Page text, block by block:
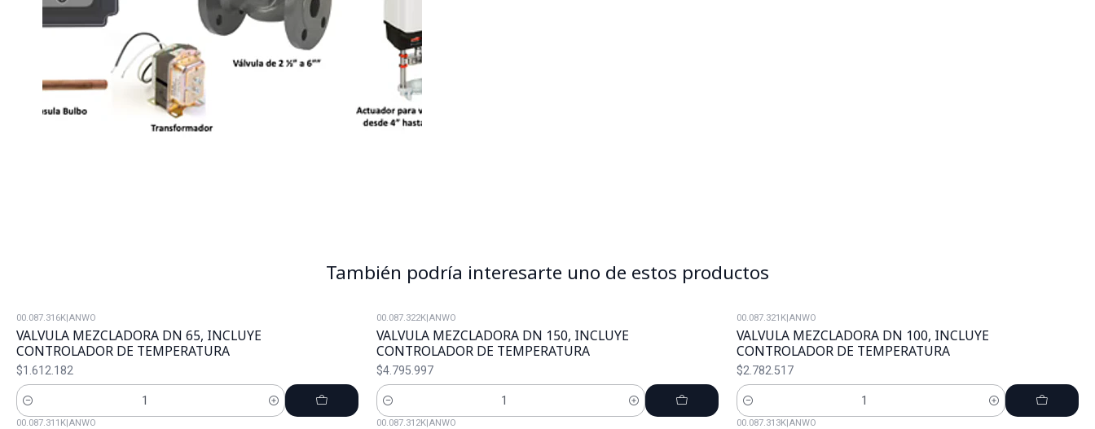
También podría interesarte uno de estos productos
00.087.316K|ANWO
VALVULA MEZCLADORA DN 65, INCLUYE
CONTROLADOR DE TEMPERATURA
$1.612.182
Cantidad
00.087.322K|ANWO
VALVULA MEZCLADORA DN 150, INCLUYE
CONTROLADOR DE TEMPERATURA
$4.795.997
Cantidad
00.087.321K|ANWO
VALVULA MEZCLADORA DN 100, INCLUYE
CONTROLADOR DE TEMPERATURA
$2.782.517
Cantidad
00.087.311K|ANWO 00.087.312K|ANWO 00.087.313K|ANWO